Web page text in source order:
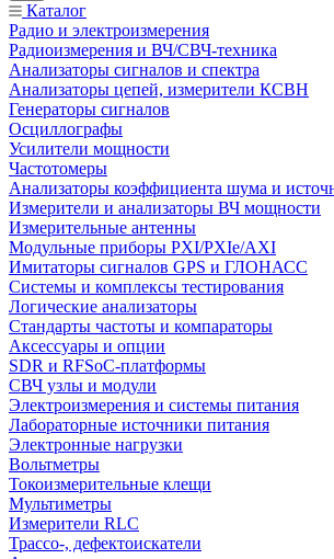
Каталог
Радио и электроизмерения
Радиоизмерения и ВЧ/СВЧ-техника
Анализаторы сигналов и спектра
Анализаторы цепей, измерители КСВН
Генераторы сигналов
Осциллографы
Усилители мощности
Частотомеры
Анализаторы коэффициента шума и
Измерители и анализаторы ВЧ мощности
Измерительные антенны
Модульные приборы PXI/PXIe/AXI
Имитаторы сигналов GPS и ГЛОНАСС
Системы и комплексы тестирования
Логические анализаторы
Стандарты частоты и компараторы
Аксессуары и опции
SDR и RFSoC‑платформы
СВЧ узлы и модули
Электроизмерения и системы питания
Лабораторные источники питания
Электронные нагрузки
Вольтметры
Токоизмерительные клещи
Мультиметры
Измерители RLC
Трассо-, дефектоискатели